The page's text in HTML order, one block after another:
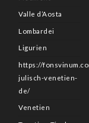
Valle d’Aosta
Lombardei
Ligurien
https://
julisch-venetien-
de/
Venetien